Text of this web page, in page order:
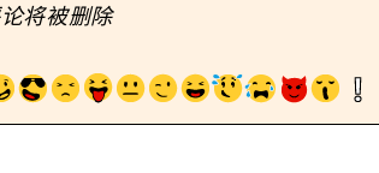
将被删除